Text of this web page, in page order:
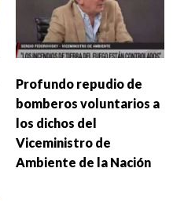
Profundo repudio de
bomberos voluntarios a
los dichos del
Viceministro de
Ambiente de la Nación